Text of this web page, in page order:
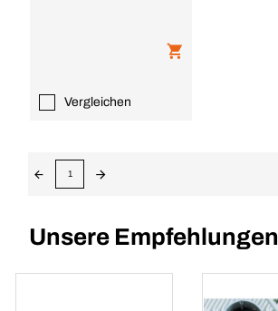
Vergleichen
1
Unsere Empfehlungen